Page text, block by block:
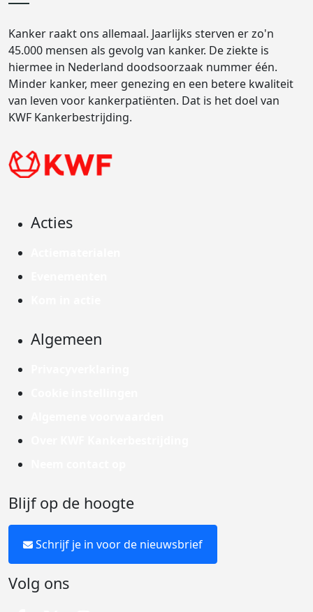
Kanker raakt ons allemaal. Jaarlijks sterven er zo'n
45.000 mensen als gevolg van kanker. De ziekte is
hiermee in Nederland doodsoorzaak nummer één.
Minder kanker, meer genezing en een betere kwaliteit
van leven voor kankerpatiënten. Dat is het doel van
KWF Kankerbestrijding.
Acties
Algemeen
Blijf op de hoogte
Schrijf je in voor de nieuwsbrief
Volg ons